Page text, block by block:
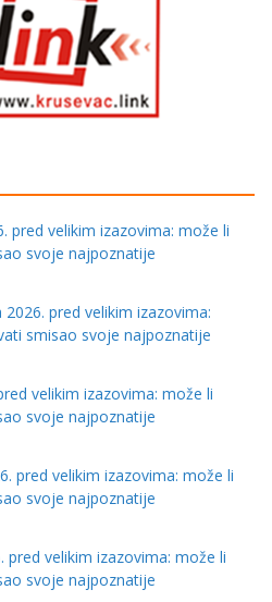
pred velikim izazovima: može li
svoje najpoznatije
2026. pred velikim izazovima:
smisao svoje najpoznatije
velikim izazovima: može li
svoje najpoznatije
pred velikim izazovima: može li
svoje najpoznatije
pred velikim izazovima: može li
svoje najpoznatije